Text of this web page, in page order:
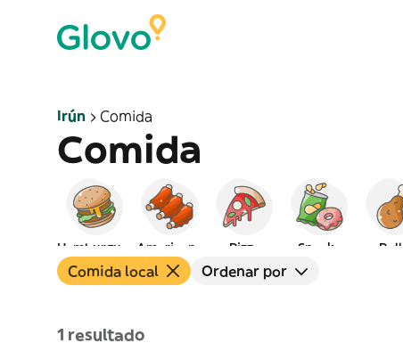
Irún Comida
Comida
Americana Pizza Snacks Pollo
Comida local Ordenar por
1 resultado